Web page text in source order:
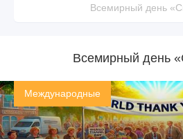
Всемирный день
Всемирный день
Международные